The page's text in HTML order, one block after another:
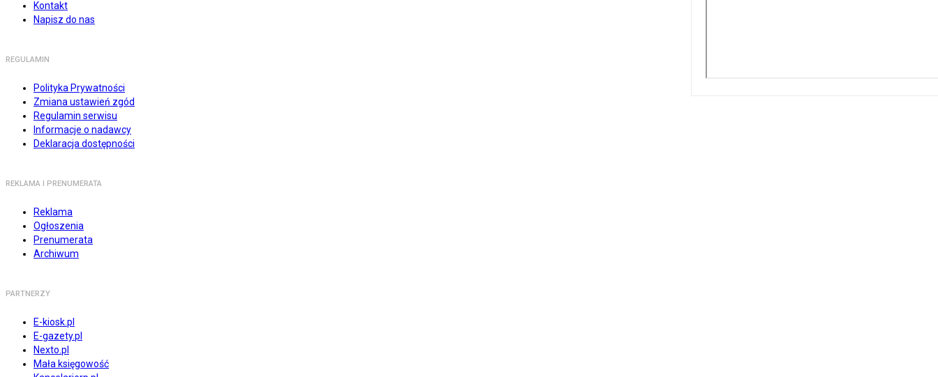
Kontakt
Napisz do nas
REGULAMIN
Polityka Prywatności
Zmiana ustawień zgód
Regulamin serwisu
Informacje o nadawcy
Deklaracja dostępności
REKLAMA I PRENUMERATA
Reklama
Ogłoszenia
Prenumerata
Archiwum
PARTNERZY
E-kiosk.pl
E-gazety.pl
Nexto.pl
Mała księgowość